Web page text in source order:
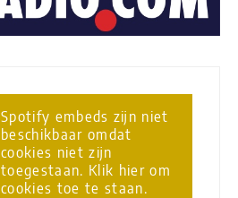
Spotify embeds zijn niet
beschikbaar omdat
cookies niet zijn
toegestaan. Klik hier om
cookies toe te staan.